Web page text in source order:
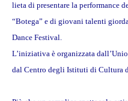
lieta di presentare la performance
“Botega” e di giovani talenti
Dance Festival.
L’iniziativa è organizzata
dal Centro degli Istituti di Cultura